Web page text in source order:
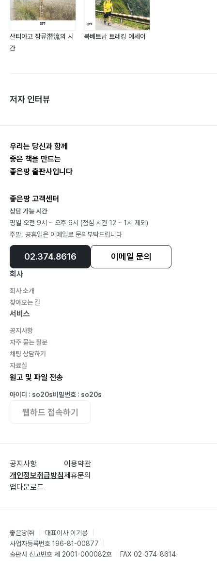
산티아고 잠류潛流의 시
간
북베트남 트레킹 에세이
저자 인터뷰
우리는 당신과 함께
좋은 책을 만드는
좋은땅 출판사입니다
좋은땅 고객센터
상담 가능 시간
평일 오전 9시 ~ 오후 6시 (점심 시간 12 ~ 1시 제외)
주말, 공휴일은 이메일로 문의부탁드립니다
02.374.8616 이메일 문의
회사
회사 소개
찾아오는 길
서비스
공지사항
자주 묻는 질문
채팅 상담하기
자료실
원고 및 파일 전송
아이디 : so20s비밀번호 : so20s
웹하드 접속하기
공지사항
개인정보취급방침
앱다운로드
이용약관
제휴문의
좋은땅㈜ 대표이사 이기봉
사업자등록번호 196-81-00877
출판사 신고번호 제 2001-000082호
FAX 02-374-8614